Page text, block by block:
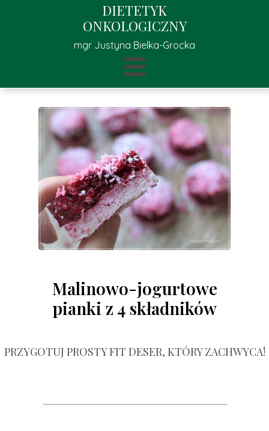
PRZYGOTUJ PROSTY FIT DESER, KTÓRY ZACHWYCA!
DIETETYK
ONKOLOGICZNY
mgr Justyna Bielka-Grocka
Malinowo-jogurtowe
pianki z 4 składników